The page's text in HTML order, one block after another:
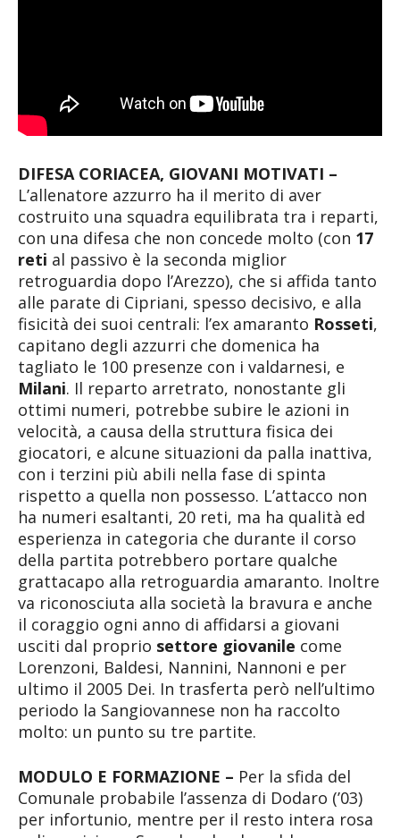
DIFESA CORIACEA, GIOVANI MOTIVATI –
L’allenatore azzurro ha il merito di aver
costruito una squadra equilibrata tra i reparti,
con una difesa che non concede molto (con 17
reti al passivo è la seconda miglior
retroguardia dopo l’Arezzo), che si affida tanto
alle parate di Cipriani, spesso decisivo, e alla
fisicità dei suoi centrali: l’ex amaranto Rosseti,
capitano degli azzurri che domenica ha
tagliato le 100 presenze con i valdarnesi, e
Milani. Il reparto arretrato, nonostante gli
ottimi numeri, potrebbe subire le azioni in
velocità, a causa della struttura fisica dei
giocatori, e alcune situazioni da palla inattiva,
con i terzini più abili nella fase di spinta
rispetto a quella non possesso. L’attacco non
ha numeri esaltanti, 20 reti, ma ha qualità ed
esperienza in categoria che durante il corso
della partita potrebbero portare qualche
grattacapo alla retroguardia amaranto. Inoltre
va riconosciuta alla società la bravura e anche
il coraggio ogni anno di affidarsi a giovani
usciti dal proprio settore giovanile come
Lorenzoni, Baldesi, Nannini, Nannoni e per
ultimo il 2005 Dei. In trasferta però nell’ultimo
periodo la Sangiovannese non ha raccolto
molto: un punto su tre partite.
MODULO E FORMAZIONE – Per la sfida del
Comunale probabile l’assenza di Dodaro (’03)
per infortunio, mentre per il resto intera rosa